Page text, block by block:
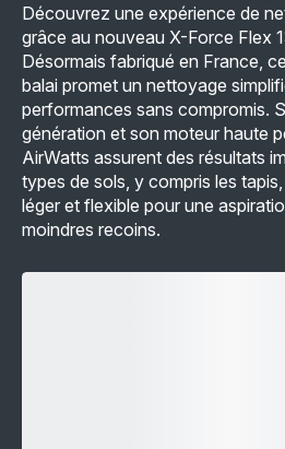
Découvrez une expérience de
grâce au nouveau X-Force Flex
Désormais fabriqué en France,
balai promet un nettoyage
performances sans compromis.
génération et son moteur haute
AirWatts assurent des résultats
types de sols, y compris les
léger et flexible pour une
moindres recoins.